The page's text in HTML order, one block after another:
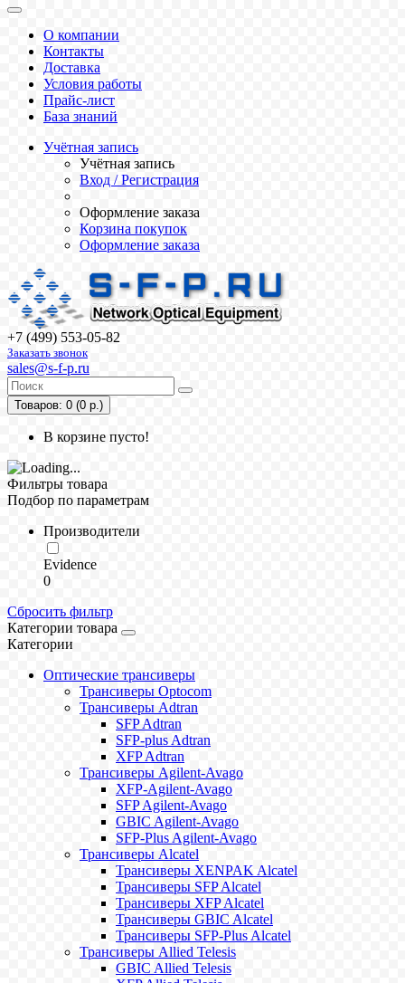
О компании
Контакты
Доставка
Условия работы
Прайс-лист
База знаний
Учётная запись
Учётная запись
Вход / Регистрация
Оформление заказа
Корзина покупок
Оформление заказа
+7 (499) 553-05-82
Заказать звонок
sales@s-f-p.ru
Товаров: 0 (0 р.)
В корзине пусто!
Фильтры товара
Подбор по параметрам
Производители
Evidence
0
Сбросить фильтр
Категории товара
Категории
Оптические трансиверы
Трансиверы Optocom
Трансиверы Adtran
SFP Adtran
SFP-plus Adtran
XFP Adtran
Трансиверы Agilent-Avago
XFP-Agilent-Avago
SFP Agilent-Avago
GBIC Agilent-Avago
SFP-Plus Agilent-Avago
Трансиверы Alcatel
Трансиверы XENPAK Alcatel
Трансиверы SFP Alcatel
Трансиверы XFP Alcatel
Трансиверы GBIC Alcatel
Трансиверы SFP-Plus Alcatel
Трансиверы Allied Telesis
GBIC Allied Telesis